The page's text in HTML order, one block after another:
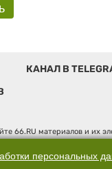
КАНАЛ В
материалов и их
технологий
обл., г.
info@news.66.ru
персональных